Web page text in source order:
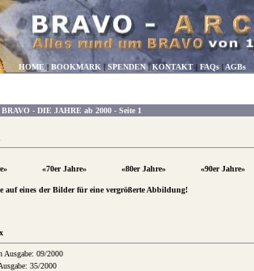
HOME | BOOKMARK | SPENDEN|KONTAKT| FAQs |AGBs
- DIE JAHRE ab 2000 - Seite 1
«70er Jahre» «80er Jahre» «90er Jahre»
auf eines der Bilder für eine vergrößerte Abbildung!
Ausgabe: 09/2000
35/2000